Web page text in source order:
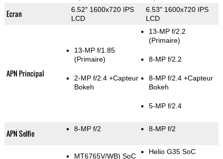
Ecran
6.52" 1600x720 IPS
LCD
6.53" 1600x720 IPS
LCD
APN Principal
13-MP f/1.85
(Primaire)
2-MP f/2.4 +Capteur
Bokeh
13-MP f/2.2
(Primaire)
8-MP f/2.2
8-MP f/2.4 +Capteur
Bokeh
5-MP f/2.4
APN Selfie 8-MP f/2 8-MP f/2
MT6765V/WB) SoC
Helio G35 SoC